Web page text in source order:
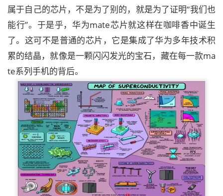
属于自己的芯片，不是为了别的，就是为了证明“我们也
能行”。于是乎，华为mate芯片就这样在咖啡香中诞生
了。这可不是普通的芯片，它是集成了华为多年技术积
累的结晶，就像是一颗闪闪发光的宝石，藏在每一款ma
te系列手机的背后。